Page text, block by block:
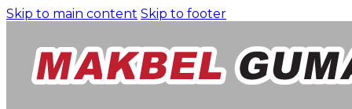
Skip to main content Skip to footer